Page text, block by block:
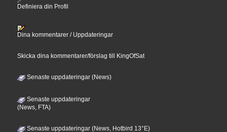
Definiera din Profil
Dina kommentarer / Uppdateringar
Skicka dina kommentarer/förslag till KingOfSat
Senaste uppdateringar (News)
Senaste uppdateringar
(News, FTA)
Senaste uppdateringar (News, Hotbird 13°E)